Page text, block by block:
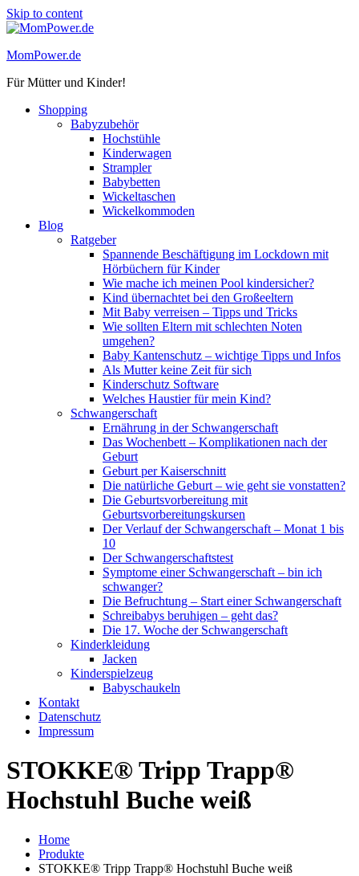
Skip to content
MomPower.de
Für Mütter und Kinder!
Shopping
Babyzubehör
Hochstühle
Kinderwagen
Strampler
Babybetten
Wickeltaschen
Wickelkommoden
Blog
Ratgeber
Spannende Beschäftigung im Lockdown mit
Hörbüchern für Kinder
Wie mache ich meinen Pool kindersicher?
Kind übernachtet bei den Großeeltern
Mit Baby verreisen – Tipps und Tricks
Wie sollten Eltern mit schlechten Noten
umgehen?
Baby Kantenschutz – wichtige Tipps und Infos
Als Mutter keine Zeit für sich
Kinderschutz Software
Welches Haustier für mein Kind?
Schwangerschaft
Ernährung in der Schwangerschaft
Das Wochenbett – Komplikationen nach der
Geburt
Geburt per Kaiserschnitt
Die natürliche Geburt – wie geht sie vonstatten?
Die Geburtsvorbereitung mit
Geburtsvorbereitungskursen
Der Verlauf der Schwangerschaft – Monat 1 bis
10
Der Schwangerschaftstest
Symptome einer Schwangerschaft – bin ich
schwanger?
Die Befruchtung – Start einer Schwangerschaft
Schreibabys beruhigen – geht das?
Die 17. Woche der Schwangerschaft
Kinderkleidung
Jacken
Kinderspielzeug
Babyschaukeln
Kontakt
Datenschutz
Impressum
STOKKE® Tripp Trapp®
Hochstuhl Buche weiß
Home
Produkte
STOKKE® Tripp Trapp® Hochstuhl Buche weiß